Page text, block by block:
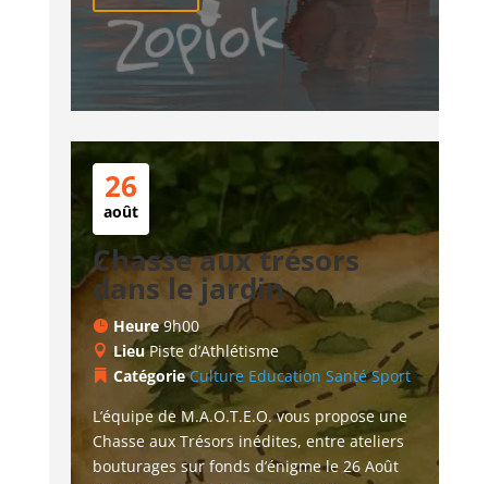
26
août
Chasse aux trésors
dans le jardin
Heure9h00
LieuPiste d’Athlétisme
CatégorieCulture Education Santé Sport
L’équipe de M.A.O.T.E.O. vous propose une
Chasse aux Trésors inédites, entre ateliers
bouturages sur fonds d’énigme le 26 Août